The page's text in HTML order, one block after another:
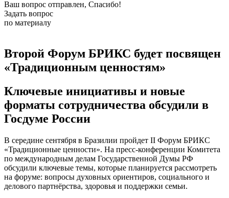
Ваш вопрос отправлен, Спасибо!
Задать вопрос
по материалу
Второй Форум БРИКС будет посвящен
«Традиционным ценностям»
Ключевые инициативы и новые
форматы сотрудничества обсудили в
Госдуме России
В середине сентября в Бразилии пройдет II Форум БРИКС
«Традиционные ценности». На пресс-конференции Комитета
по международным делам Государственной Думы РФ
обсудили ключевые темы, которые планируется рассмотреть
на форуме: вопросы духовных ориентиров, социального и
делового партнёрства, здоровья и поддержки семьи.